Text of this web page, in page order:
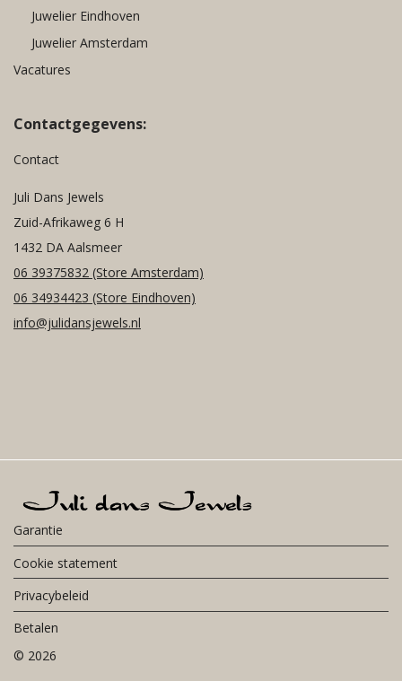
Juwelier Eindhoven
Juwelier Amsterdam
Vacatures
Contactgegevens:
Contact
Juli Dans Jewels
Zuid-Afrikaweg 6 H
1432 DA Aalsmeer
06 39375832 (Store Amsterdam)
06 34934423 (Store Eindhoven)
info@julidansjewels.nl
Garantie
Cookie statement
Privacybeleid
Betalen
© 2026